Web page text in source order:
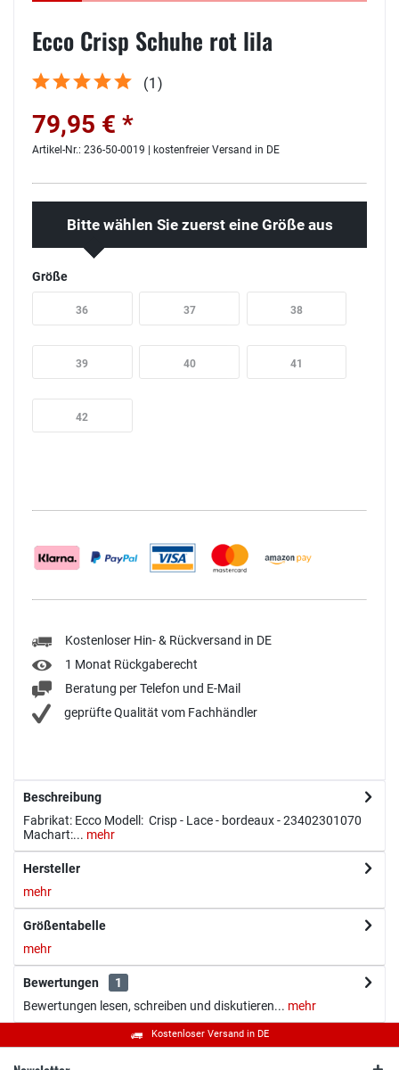
Ecco Crisp Schuhe rot lila
(1 )
79,95 € *
Artikel-Nr.: 236-50-0019 | kostenfreier Versand in DE
Bitte wählen Sie zuerst eine Größe aus
Größe
36 37 38
39 40 41
42
Kostenloser Hin- & Rückversand in DE
1 Monat Rückgaberecht
Beratung per Telefon und E-Mail
geprüfte Qualität vom Fachhändler
Beschreibung
Fabrikat: Ecco Modell: Crisp - Lace - bordeaux - 23402301070
Machart:... mehr
Hersteller
mehr
Größentabelle
mehr
Bewertungen
1
Bewertungen lesen, schreiben und diskutieren... mehr
Kostenloser Versand in DE